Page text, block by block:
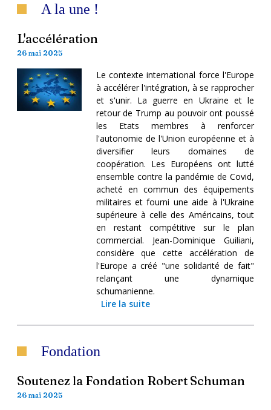
A la une !
L'accélération
26 mai 2025
Le contexte international force l'Europe
à accélérer l'intégration, à se rapprocher
et s'unir. La guerre en Ukraine et le
retour de Trump au pouvoir ont poussé
les Etats membres à renforcer
l'autonomie de l'Union européenne et à
diversifier leurs domaines de
coopération. Les Européens ont lutté
ensemble contre la pandémie de Covid,
acheté en commun des équipements
militaires et fourni une aide à l'Ukraine
supérieure à celle des Américains, tout
en restant compétitive sur le plan
commercial. Jean-Dominique Guiliani,
considère que cette accélération de
l'Europe a créé "une solidarité de fait"
relançant une dynamique
schumanienne.
Lire la suite
Fondation
Soutenez la Fondation Robert Schuman
26 mai 2025